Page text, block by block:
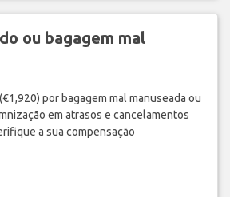
ou bagagem mal
por bagagem mal manuseada ou
em atrasos e cancelamentos
a sua compensação